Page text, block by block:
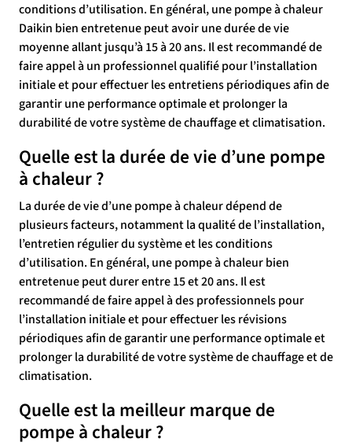
conditions d’utilisation. En général, une pompe à chaleur
Daikin bien entretenue peut avoir une durée de vie
moyenne allant jusqu’à 15 à 20 ans. Il est recommandé de
faire appel à un professionnel qualifié pour l’installation
initiale et pour effectuer les entretiens périodiques afin de
garantir une performance optimale et prolonger la
durabilité de votre système de chauffage et climatisation.
Quelle est la durée de vie d’une pompe
à chaleur ?
La durée de vie d’une pompe à chaleur dépend de
plusieurs facteurs, notamment la qualité de l’installation,
l’entretien régulier du système et les conditions
d’utilisation. En général, une pompe à chaleur bien
entretenue peut durer entre 15 et 20 ans. Il est
recommandé de faire appel à des professionnels pour
l’installation initiale et pour effectuer les révisions
périodiques afin de garantir une performance optimale et
prolonger la durabilité de votre système de chauffage et de
climatisation.
Quelle est la meilleur marque de
pompe à chaleur ?